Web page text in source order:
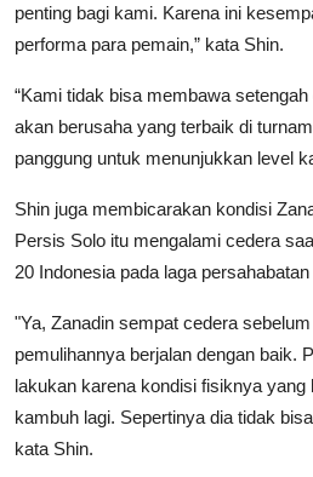
penting bagi kami. Karena ini
performa para pemain,” kata Shin.
“Kami tidak bisa membawa
akan berusaha yang terbaik di
panggung untuk menunjukkan level
Shin juga membicarakan kondisi
Persis Solo itu mengalami cedera
20 Indonesia pada laga
"Ya, Zanadin sempat cedera
pemulihannya berjalan dengan baik.
lakukan karena kondisi fisiknya
kambuh lagi. Sepertinya dia tidak
kata Shin.